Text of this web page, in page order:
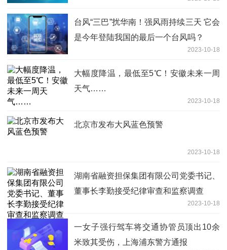
台风“三巴”扰华南！强风雨持续三天 它会
是今年登陆我国的最后一个台风吗？
2023-10-18
大幅度降温，最低至5℃！安徽未来一周
天气……
2023-10-18
北京市发布大风蓝色预警
2023-10-18
湖南省融资担保集团有限公司党委书记、
董事长李勤接受纪律审查和监察调查
2023-10-18
一女子强行驾车将交通协管员顶出10余
米致其受伤，上海浦东警方通报